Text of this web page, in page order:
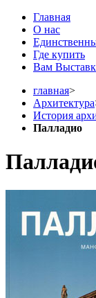
Главная
О нас
Где купить
Вам
главная>
Архитектура
История
Палладио